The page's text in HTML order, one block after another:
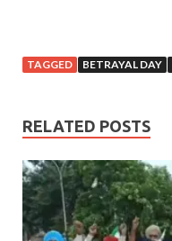
TAGGED BETRAYAL DAY
RELATED POSTS